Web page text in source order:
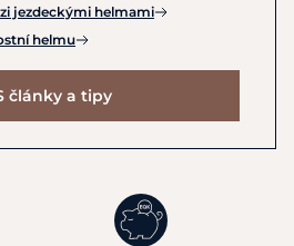
jezdeckými helmami
helmu
články a tipy